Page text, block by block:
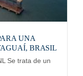
UNA
BRASIL
Se trata de un